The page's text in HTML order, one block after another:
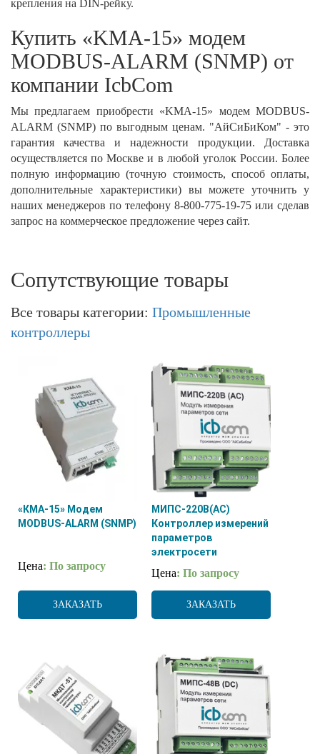
крепления на DIN-рейку.
Купить «KMA-15» модем
MODBUS-ALARM (SNMP) от
компании IcbCom
Мы предлагаем приобрести «KMA-15» модем MODBUS-
ALARM (SNMP) по выгодным ценам. "АйСиБиКом" - это
гарантия качества и надежности продукции. Доставка
осуществляется по Москве и в любой уголок России. Более
полную информацию (точную стоимость, способ оплаты,
дополнительные характеристики) вы можете уточнить у
наших менеджеров по телефону 8-800-775-19-75 или сделав
запрос на коммерческое предложение через сайт. ​
Сопутствующие товары
Все товары категории: Промышленные
контроллеры
«КМА-15» Модем
MODBUS-ALARM (SNMP)
Цена: По запросу
ЗАКАЗАТЬ
МИПС-220В(AC)
Контроллер измерений
параметров
электросети
Цена: По запросу
ЗАКАЗАТЬ